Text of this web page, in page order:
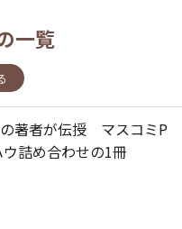
一覧
著者が伝授 マスコミP
詰め合わせの1冊